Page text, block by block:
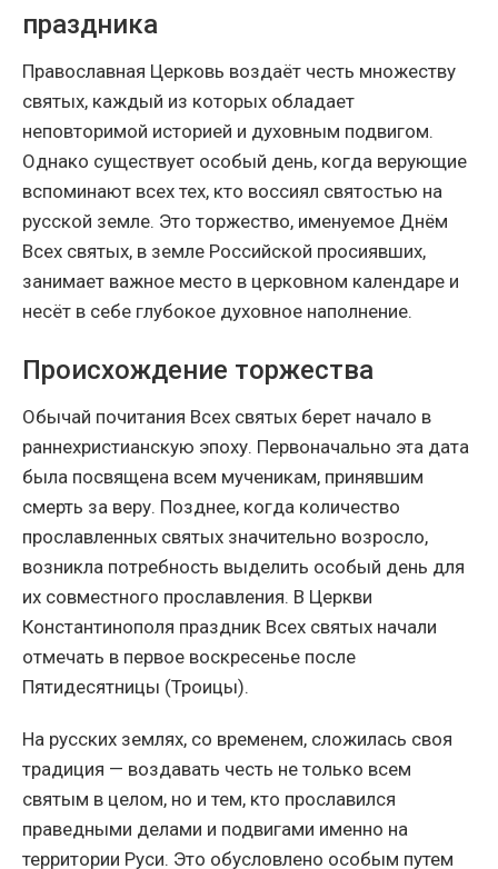
праздника
Православная Церковь воздаёт честь множеству
святых, каждый из которых обладает
неповторимой историей и духовным подвигом.
Однако существует особый день, когда верующие
вспоминают всех тех, кто воссиял святостью на
русской земле. Это торжество, именуемое Днём
Всех святых, в земле Российской просиявших,
занимает важное место в церковном календаре и
несёт в себе глубокое духовное наполнение.
Происхождение торжества
Обычай почитания Всех святых берет начало в
раннехристианскую эпоху. Первоначально эта дата
была посвящена всем мученикам, принявшим
смерть за веру. Позднее, когда количество
прославленных святых значительно возросло,
возникла потребность выделить особый день для
их совместного прославления. В Церкви
Константинополя праздник Всех святых начали
отмечать в первое воскресенье после
Пятидесятницы (Троицы).
На русских землях, со временем, сложилась своя
традиция — воздавать честь не только всем
святым в целом, но и тем, кто прославился
праведными делами и подвигами именно на
территории Руси. Это обусловлено особым путем